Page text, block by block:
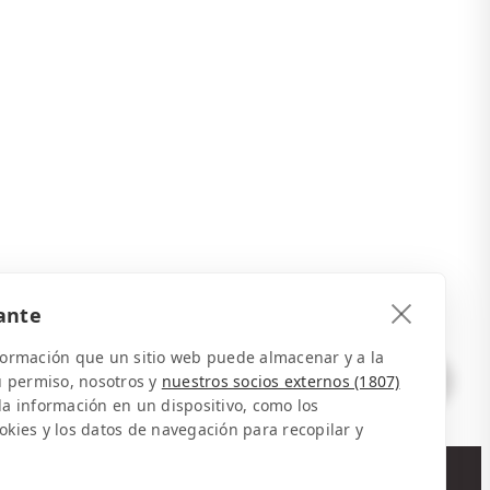
que un sitio web puede almacenar y a la
permiso, nosotros y nuestros socios externos (1807)
información en un dispositivo, como los
y los datos de navegación para recopilar y